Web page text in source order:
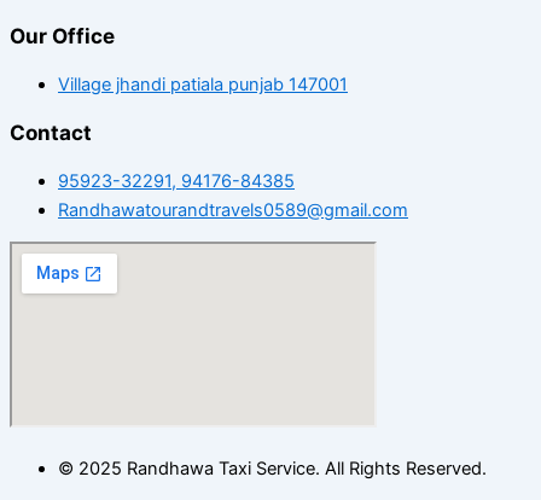
Our Office
Village jhandi patiala punjab 147001
Contact
95923-32291, 94176-84385
Randhawatourandtravels0589@gmail.com
© 2025 Randhawa Taxi Service. All Rights Reserved.